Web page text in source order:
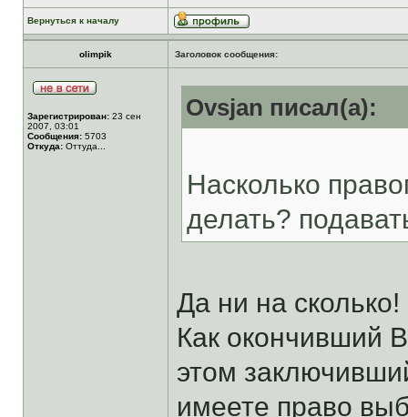
Вернуться к началу
olimpik Заголовок сообщения:
Зарегистрирован: 23 сен
2007, 03:01
Сообщения: 5703
Откуда: Оттуда...
Ovsjan писал(а):
Насколько
делать?
Да ни на сколько!
Как окончивший
этом
имеете право